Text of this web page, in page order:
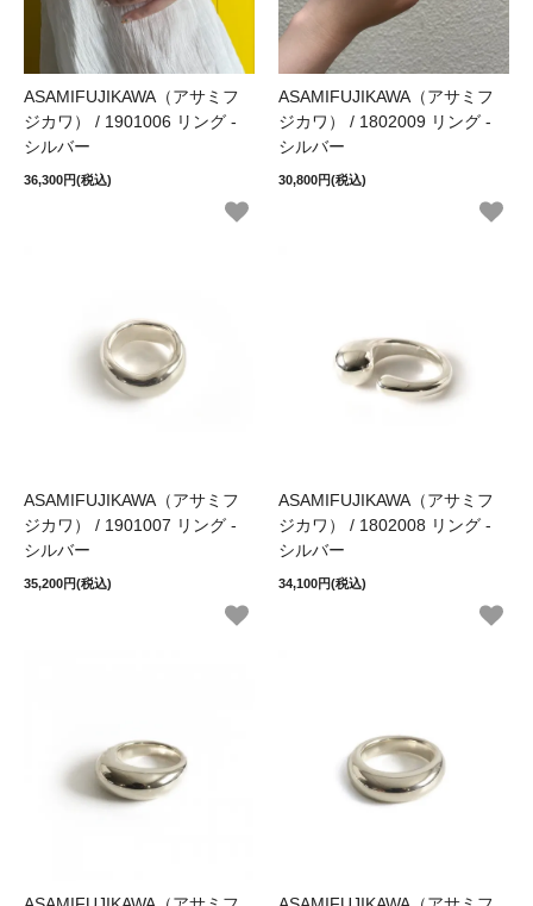
ASAMIFUJIKAWA（アサミフ
ジカワ） / 1901006 リング -
シルバー
36,300円(税込)
ASAMIFUJIKAWA（アサミフ
ジカワ） / 1802009 リング -
シルバー
30,800円(税込)
ASAMIFUJIKAWA（アサミフ
ジカワ） / 1901007 リング -
シルバー
35,200円(税込)
ASAMIFUJIKAWA（アサミフ
ジカワ） / 1802008 リング -
シルバー
34,100円(税込)